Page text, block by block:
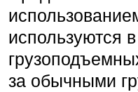
используются
за обычными